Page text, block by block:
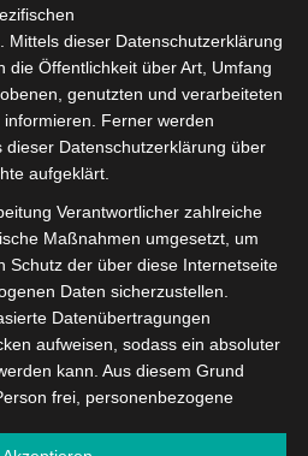
bei der Einrichtung oder
Lösung? In unseren
Tipps und Schritt für Schritt
OctoGate in der Praxis >>
Mittels dieser Datenschutzerklärung
die Öffentlichkeit über Art, Umfang
genutzten und verarbeiteten
Ferner werden
Datenschutzerklärung über
aufgeklärt.
Verantwortlicher zahlreiche
Maßnahmen umgesetzt, um
Schutz der über diese Internetseite
Daten sicherzustellen.
Datenübertragungen
aufweisen, sodass ein absoluter
kann. Aus diesem Grund
frei, personenbezogene